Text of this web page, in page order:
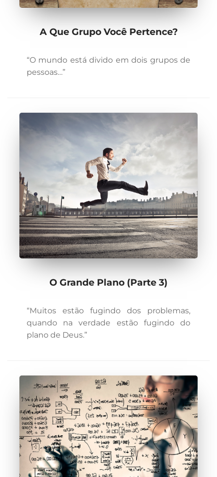
A Que Grupo Você Pertence?
“O mundo está divido em dois grupos de
pessoas…”
O Grande Plano (Parte 3)
“Muitos estão fugindo dos problemas,
quando na verdade estão fugindo do
plano de Deus.”